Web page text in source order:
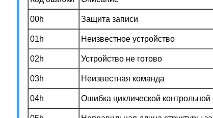
00h Защита записи
01h Неизвестное устройство
02h Устройство не готово
03h Неизвестная команда
04h Ошибка циклической